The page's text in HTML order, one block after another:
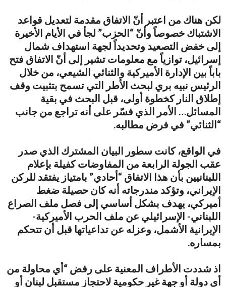
لكن هناك من اعتبر أنّ الاتفاق مقدمة لتعديل قواعد
الاشتباك خصوصاً وأنّ “الحزب” لجأ في الأيام الأخيرة
إلى خفض التصعيد وتحديداً لجهة استهداف شمال
إسرائيل، توازياً مع معلومات تشير إلى أنّ الاتفاق فتح
باباً بين الإدارة الأميركية والثنائي الشيعي، من خلال
الرئيس نبيه بري لبحث الأطر التي تسمح بتثبيت وقف
إطلاق النار كخطوة أولى، قبل البحث في بقية
المسائل… الأمر الذي فسّر على أنه تراجع من جانب
“الثنائي” في فرض مطالبه.
في الواقع، كانت سطور البيان المشترك الذي صدر
عقب الجولة الرابعة من المفاوضات كفيلة بإعلام
اللبنانيين بأن هذا الاتفاق “أحادي” بامتياز يفتقد للركن
الإيراني، وتؤكد مندرجاته أنه كان حصيلة ضغط
أميركي، يهدف بشكل أساسي إلى فصل ملف الصراع
اللبناني- الإسرائيلي عن ملف الحرب الأميركية-
الإيرانية الأشمل، وعزله عن تداعياتها قبل أن تتحكم
بمساره.
اذ شددت الأطراف المعنية على رفض “أي محاولة من
أي دولة أو جهة غير حكومية لاحتجاز مستقبل لبنان أو